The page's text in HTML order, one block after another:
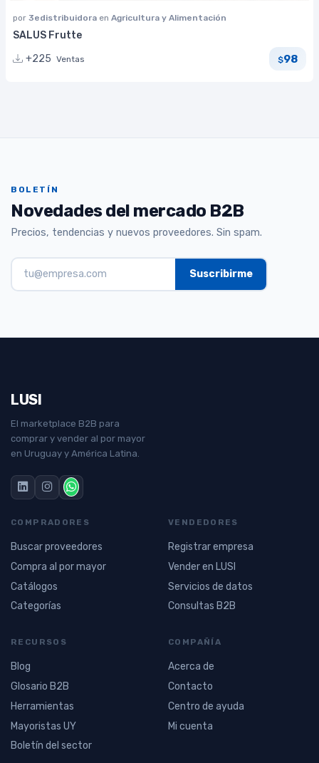
por 3edistribuidora en Agricultura y Alimentación
SALUS Frutte
+225 Ventas $98
BOLETÍN
Novedades del mercado B2B
Precios, tendencias y nuevos proveedores. Sin spam.
LUSI
El marketplace B2B para
comprar y vender al por mayor
en Uruguay y América Latina.
COMPRADORES
Buscar proveedores
Compra al por mayor
Catálogos
Categorías
VENDEDORES
Registrar empresa
Vender en LUSI
Servicios de datos
Consultas B2B
RECURSOS
Blog
Glosario B2B
Herramientas
Mayoristas UY
Boletín del sector
COMPAÑÍA
Acerca de
Contacto
Centro de ayuda
Mi cuenta